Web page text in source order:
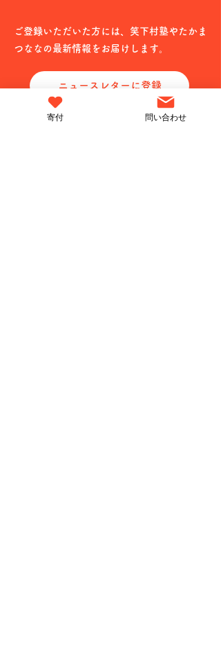
てみた
ご登録いただいた方には、笑下村塾やたかま
つななの最新情報をお届けします。
ニュースレターに登録
寄付 問い合わせ